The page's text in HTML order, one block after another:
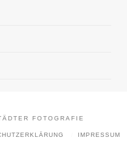
FOTOGRAFIE
IMPRESSUM